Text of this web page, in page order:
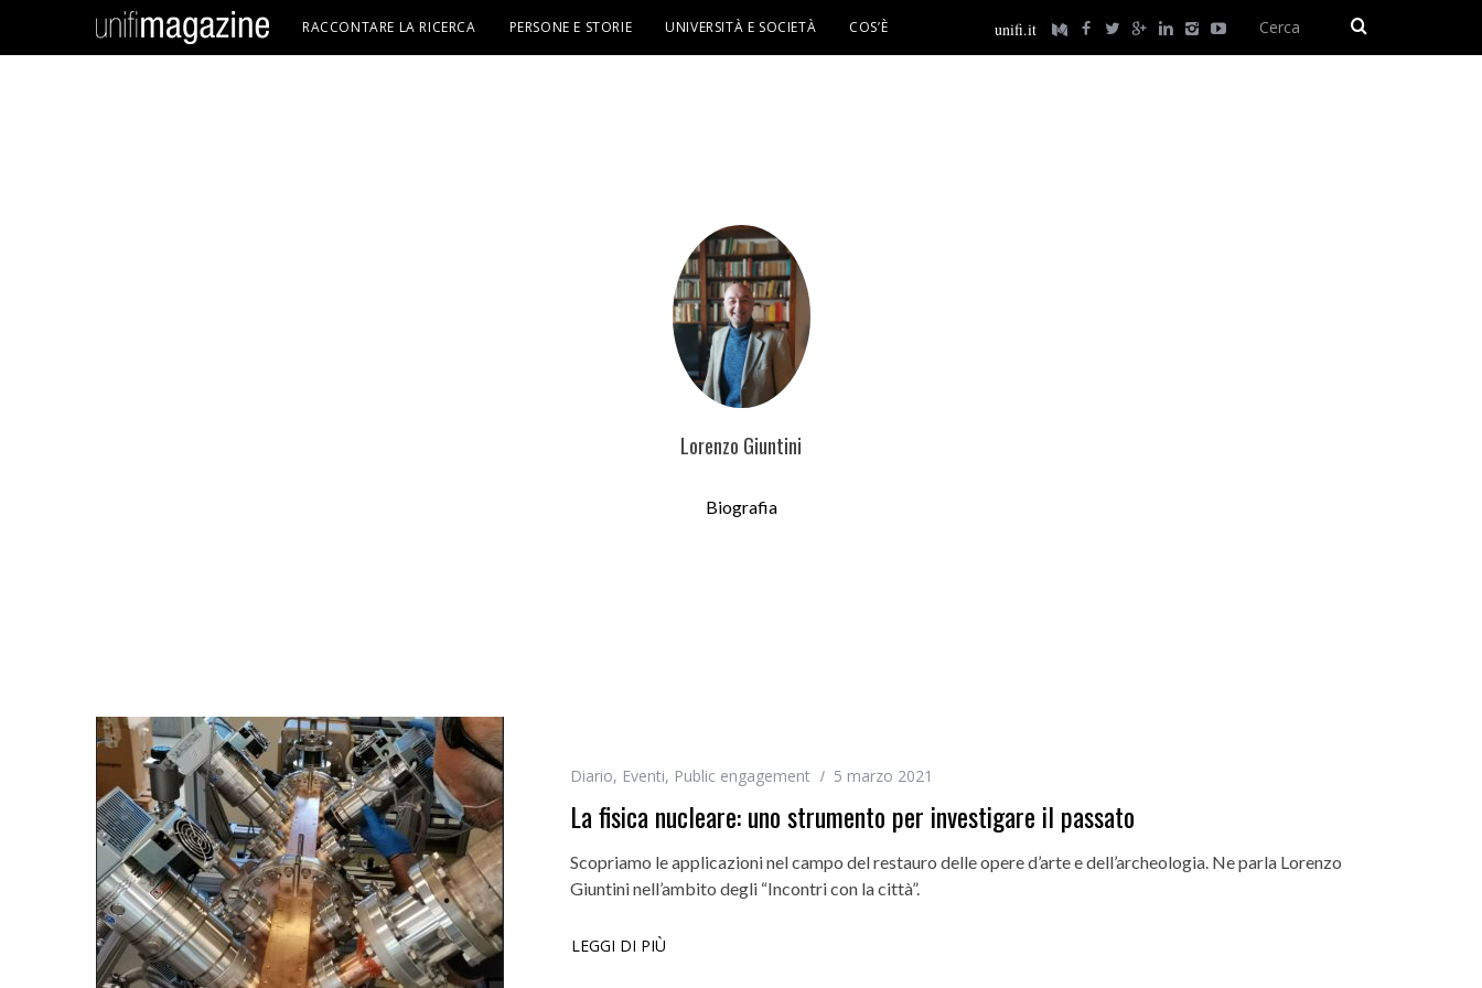
unifi.it
RACCONTARE LA RICERCA PERSONE E STORIE UNIVERSITÀ E SOCIETÀ COS’È
Lorenzo Giuntini
Biografia
Diario, Eventi, Public engagement 5 marzo 2021
La fisica nucleare: uno strumento per investigare il passato
Scopriamo le applicazioni nel campo del restauro delle opere d’arte e dell’archeologia. Ne parla Lorenzo
Giuntini nell’ambito degli “Incontri con la città”.
LEGGI DI PIÙ